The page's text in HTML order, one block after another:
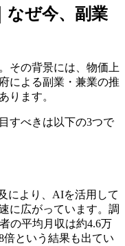
なぜ今、副業
その背景には、物価上
による副業・兼業の推
ります。
すべきは以下の3つで
により、AIを活用して
に広がっています。調
の平均月収は約4.6万
倍という結果も出てい